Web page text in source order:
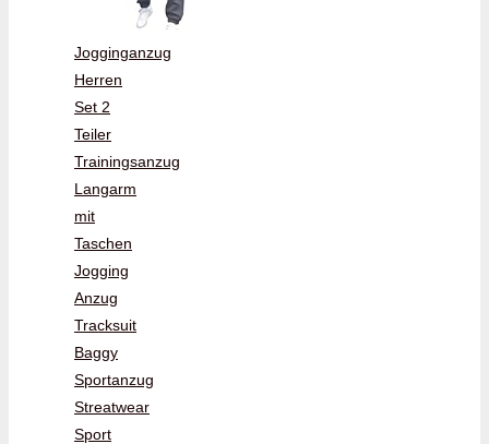
Jogginganzug
Herren
Set 2
Teiler
Trainingsanzug
Langarm
mit
Taschen
Jogging
Anzug
Tracksuit
Baggy
Sportanzug
Streatwear
Sport